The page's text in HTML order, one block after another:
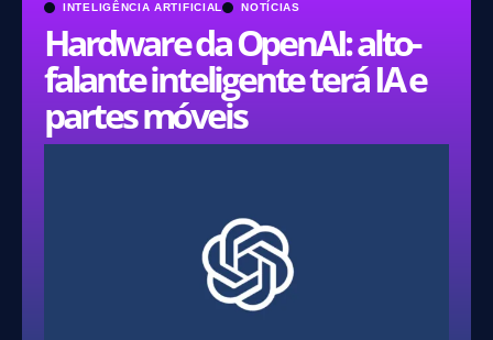
INTELIGÊNCIA ARTIFICIAL NOTÍCIAS
Hardware da OpenAI: alto-
falante inteligente terá IA e
partes móveis